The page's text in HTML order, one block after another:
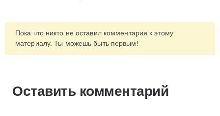
Пока что никто не оставил комментария к этому
материалу. Ты можешь быть первым!
Оставить комментарий